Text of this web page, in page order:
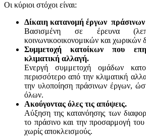
Οι κύριοι στόχοι είναι:
Δίκαιη κατανομή έργων πράσινων
Βασισμένη σε έρευνα
κοινωνικοοικονομικών και χωρικών
Συμμετοχή κατοίκων που
κλιματική αλλαγή.
Ενεργή συμμετοχή ομάδων
περισσότερο από την κλιματική
την υλοποίηση πράσινων έργων,
όλων.
Ακούγοντας όλες τις απόψεις.
Αύξηση της κατανόησης των
το πράσινο και την προσαρμογή του
χωρίς αποκλεισμούς.